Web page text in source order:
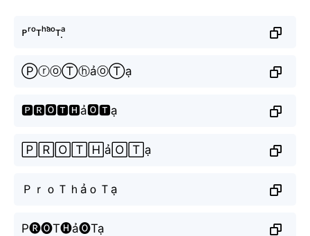
ᴘʳᵒᴛʰᵃ̉ᵒᴛᵃ̣
ⓅⓡⓞⓉⓗảⓞⓉạ
🅿🆁🅾🆃🅷ả🅾🆃ạ
🄿🅁🄾🅃🄷ả🄾🅃ạ
ＰｒｏＴｈảｏＴạ
P🅡🅞T🅗ả🅞Tạ